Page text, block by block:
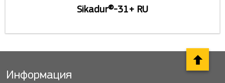
Sikadur®-31+ RU
Информация